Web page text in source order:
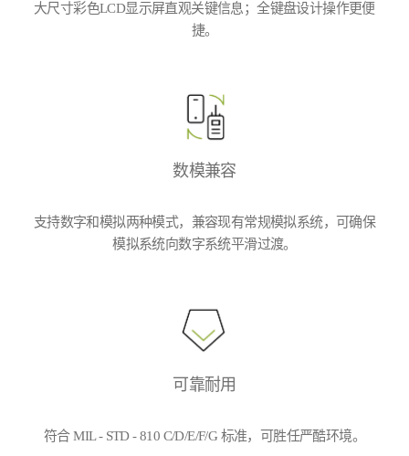
大尺寸彩色LCD显示屏直观关键信息；全键盘设计操作更便
捷。
数模兼容
支持数字和模拟两种模式，兼容现有常规模拟系统，可确保
模拟系统向数字系统平滑过渡。
可靠耐用
符合 MIL - STD - 810 C/D/E/F/G 标准，可胜任严酷环境。